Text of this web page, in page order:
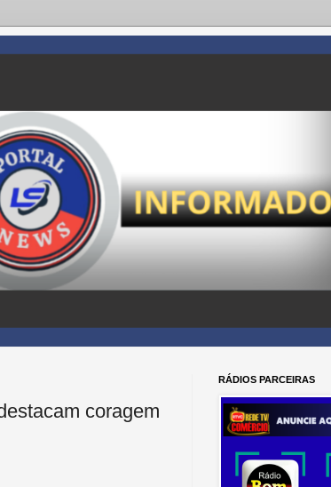
coragem
RÁDIOS PARCEIRAS